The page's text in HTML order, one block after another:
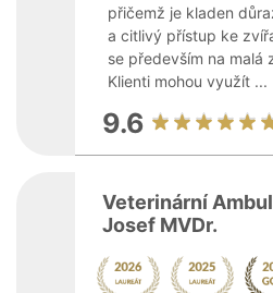
přičemž je kladen
a citlivý přístup ke
se především na malá
Klienti mohou využít ...
9.6
Veterinární
Josef MVDr.